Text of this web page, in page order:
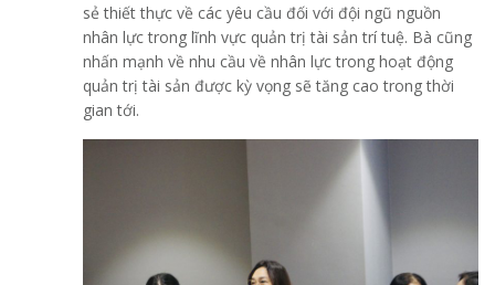
sẻ thiết thực về các yêu cầu đối với đội ngũ nguồn
nhân lực trong lĩnh vực quản trị tài sản trí tuệ. Bà cũng
nhấn mạnh về nhu cầu về nhân lực trong hoạt động
quản trị tài sản được kỳ vọng sẽ tăng cao trong thời
gian tới.